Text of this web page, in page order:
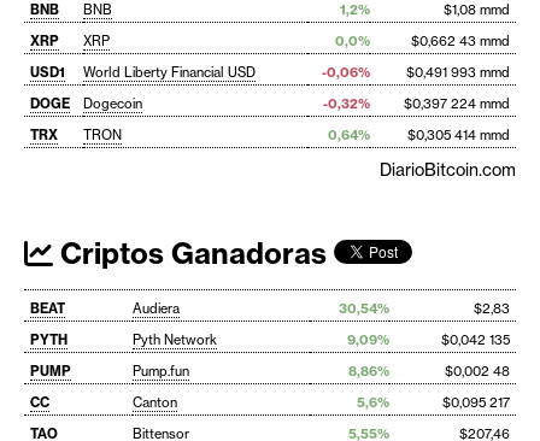
BNB
BNB 1,2%
$1,08 mmd
XRP
XRP 0,0%
$0,662 43 mmd
USD1
World Liberty Financial USD -0,06%
$0,491 993 mmd
DOGE
Dogecoin -0,32%
$0,397 224 mmd
TRX
TRON 0,64% $0,305 414 mmd
DiarioBitcoin.com
Criptos Ganadoras
BEAT Audiera 30,54%
$2,83
PYTH
Pyth Network 9,09%
$0,042 135
PUMP
Pump.fun 8,86%
$0,002 48
CC
Canton 5,6%
$0,095 217
TAO
Bittensor 5,55% $207,46